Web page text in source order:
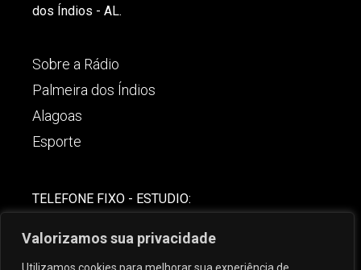
Valorizamos sua privacidade
dos Índios - AL.
Sobre a Rádio
Palmeira dos Índios
Alagoas
Esporte
TELEFONE FIXO - ESTUDIO: